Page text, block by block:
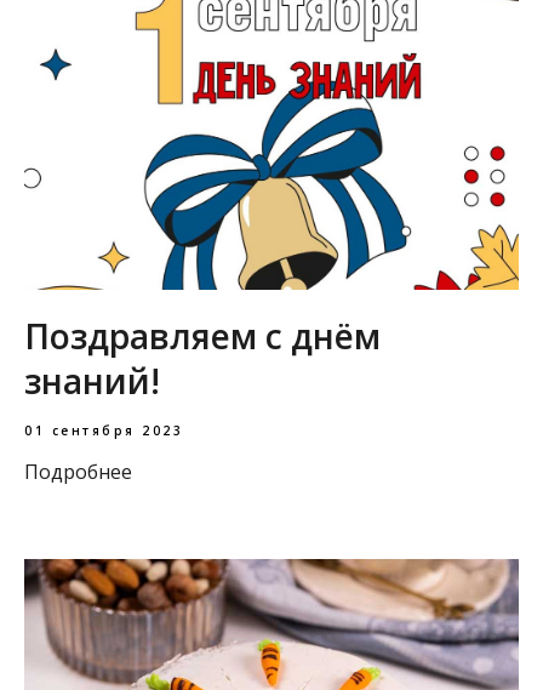
Поздравляем с днём
знаний!
01 сентября 2023
Подробнее